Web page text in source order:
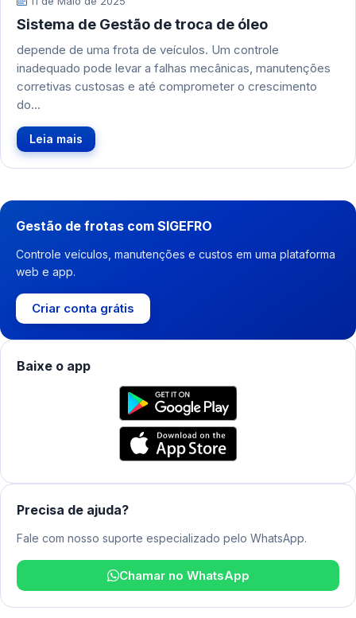
Sistema de Gestão de troca de óleo
depende de uma frota de veículos. Um controle
inadequado pode levar a falhas mecânicas, manutenções
corretivas custosas e até comprometer o crescimento
do…
Leia mais
Gestão de frotas com SIGEFRO
Controle veículos, manutenções e custos em uma plataforma
web e app.
Criar conta grátis
Baixe o app
Precisa de ajuda?
Fale com nosso suporte especializado pelo WhatsApp.
Chamar no WhatsApp